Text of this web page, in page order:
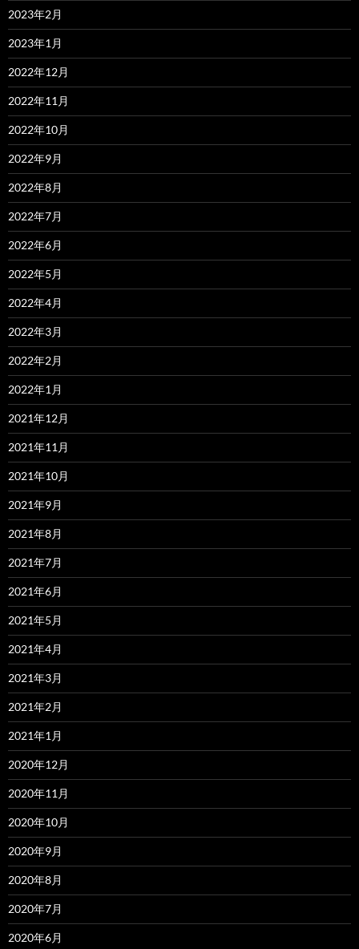
2023年2月
2023年1月
2022年12月
2022年11月
2022年10月
2022年9月
2022年8月
2022年7月
2022年6月
2022年5月
2022年4月
2022年3月
2022年2月
2022年1月
2021年12月
2021年11月
2021年10月
2021年9月
2021年8月
2021年7月
2021年6月
2021年5月
2021年4月
2021年3月
2021年2月
2021年1月
2020年12月
2020年11月
2020年10月
2020年9月
2020年8月
2020年7月
2020年6月